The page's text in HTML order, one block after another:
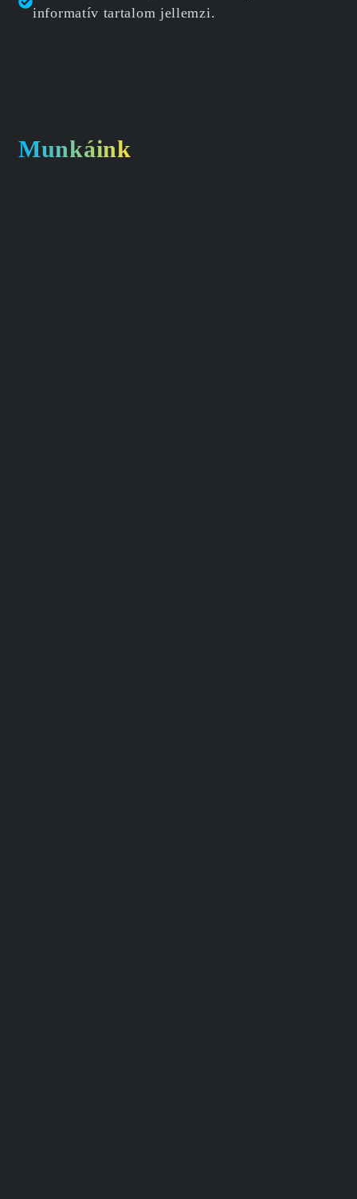
informatív tartalom jellemzi.
Munkáink